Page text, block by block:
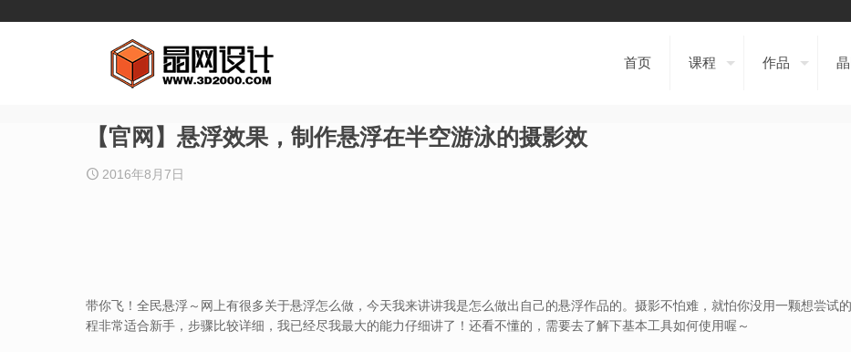
首页 课程 作品
【官网】悬浮效果，制作悬浮在半空游泳的摄影效
2016年8月7日
带你飞！全民悬浮～网上有很多关于悬浮怎么做，今天我来讲讲我是怎么做出自己的悬浮作品的。摄影不怕难，就怕你没用一颗想尝试
程非常适合新手，步骤比较详细，我已经尽我最大的能力仔细讲了！还看不懂的，需要去了解下基本工具如何使用喔～